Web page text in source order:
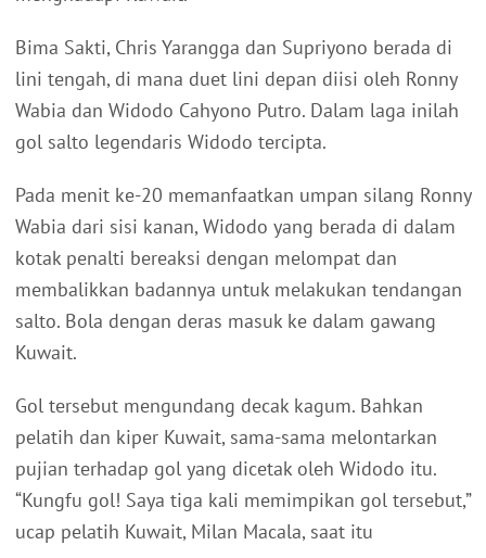
Bima Sakti, Chris Yarangga dan Supriyono berada di
lini tengah, di mana duet lini depan diisi oleh Ronny
Wabia dan Widodo Cahyono Putro. Dalam laga inilah
gol salto legendaris Widodo tercipta.
Pada menit ke-20 memanfaatkan umpan silang Ronny
Wabia dari sisi kanan, Widodo yang berada di dalam
kotak penalti bereaksi dengan melompat dan
membalikkan badannya untuk melakukan tendangan
salto. Bola dengan deras masuk ke dalam gawang
Kuwait.
Gol tersebut mengundang decak kagum. Bahkan
pelatih dan kiper Kuwait, sama-sama melontarkan
pujian terhadap gol yang dicetak oleh Widodo itu.
“Kungfu gol! Saya tiga kali memimpikan gol tersebut,”
ucap pelatih Kuwait, Milan Macala, saat itu